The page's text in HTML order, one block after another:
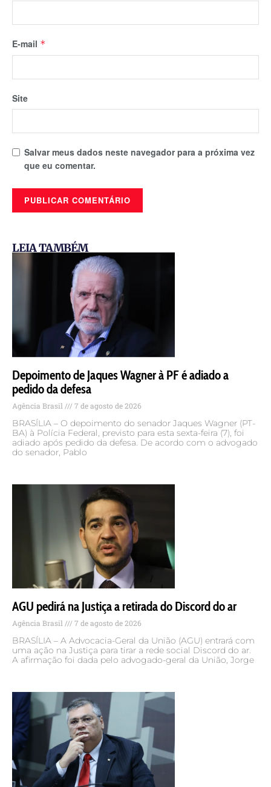
E-mail *
Site
Salvar meus dados neste navegador para a próxima vez
que eu comentar.
LEIA TAMBÉM
Depoimento de Jaques Wagner à PF é adiado a
pedido da defesa
Agência Brasil 7 de agosto de 2026
BRASÍLIA – O depoimento do senador Jaques Wagner (PT-
BA) à Polícia Federal, previsto para esta sexta-feira (7), foi
adiado após pedido da defesa. De acordo com o advogado
do senador, Pablo
AGU pedirá na Justiça a retirada do Discord do ar
Agência Brasil 7 de agosto de 2026
BRASÍLIA – A Advocacia-Geral da União (AGU) entrará com
uma ação na Justiça para tirar a rede social Discord do ar.
A afirmação foi dada pelo advogado-geral da União, Jorge